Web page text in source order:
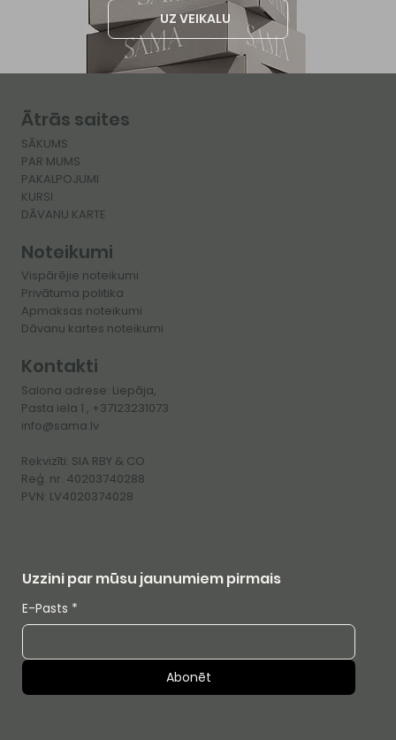
UZ VEIKALU
Ātrās saites
SĀKUMS
PAR MUMS
PAKALPOJUMI
KURSI
​DĀVANU KARTE
Noteikumi
Vispārējie noteikumi
Privātuma politika
Apmaksas noteikumi
Dāvanu kartes noteikumi
Kontakti
Salona adrese: Liepāja,
Pasta iela 1 , +37123231073
info@sama.lv
Rekvizīti: SIA RBY & CO
Reģ. nr. 40203740288
PVN: LV4020374028
Uzzini par mūsu jaunumiem pirmais
E-Pasts *
Abonēt